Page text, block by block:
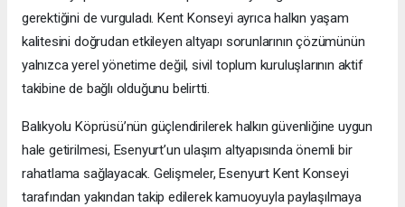
gerektiğini de vurguladı. Kent Konseyi ayrıca halkın yaşam
kalitesini doğrudan etkileyen altyapı sorunlarının çözümünün
yalnızca yerel yönetime değil, sivil toplum kuruluşlarının aktif
takibine de bağlı olduğunu belirtti.
Balıkyolu Köprüsü’nün güçlendirilerek halkın güvenliğine uygun
hale getirilmesi, Esenyurt’un ulaşım altyapısında önemli bir
rahatlama sağlayacak. Gelişmeler, Esenyurt Kent Konseyi
tarafından yakından takip edilerek kamuoyuyla paylaşılmaya